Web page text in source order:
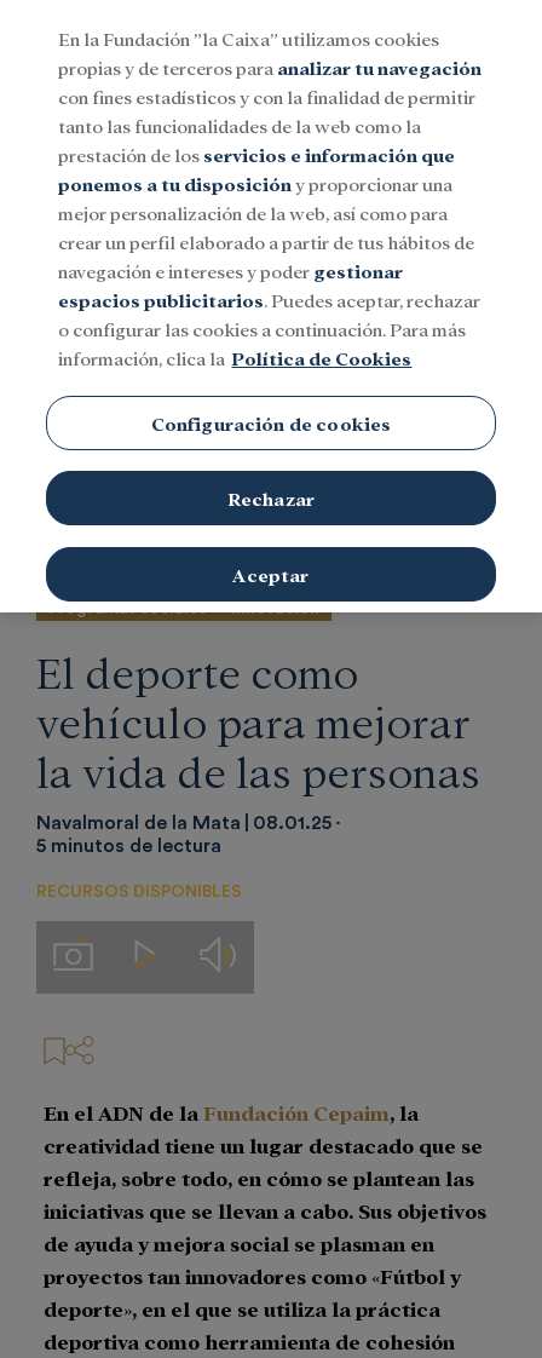
Menu
SocialInvestigación y becasCultura
Gracias al deporte, se consiguen trabajar objetivos de
integración social.
Programas sociales Innovación
El deporte como
vehículo para mejorar
la vida de las personas
Navalmoral de la Mata
08.01.25
5 minutos de lectura
RECURSOS DISPONIBLES
ImágenesVideos
En el ADN de la Fundación Cepaim, la
creatividad tiene un lugar destacado que se
refleja, sobre todo, en cómo se plantean las
iniciativas que se llevan a cabo. Sus objetivos
de ayuda y mejora social se plasman en
proyectos tan innovadores como «Fútbol y
deporte», en el que se utiliza la práctica
deportiva como herramienta de cohesión
En la Fundación ”la Caixa” utilizamos cookies
propias y de terceros para analizar tu navegación
con fines estadísticos y con la finalidad de permitir
tanto las funcionalidades de la web como la
prestación de los servicios e información que
ponemos a tu disposición y proporcionar una
mejor personalización de la web, así como para
crear un perfil elaborado a partir de tus hábitos de
navegación e intereses y poder gestionar
espacios publicitarios. Puedes aceptar, rechazar
o configurar las cookies a continuación. Para más
información, clica la Política de Cookies
Configuración de cookies
Rechazar
Aceptar